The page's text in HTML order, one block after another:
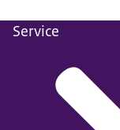
Service